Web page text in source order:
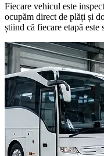
Fiecare vehicul este
ocupăm direct de plăți și
știind că fiecare etapă este